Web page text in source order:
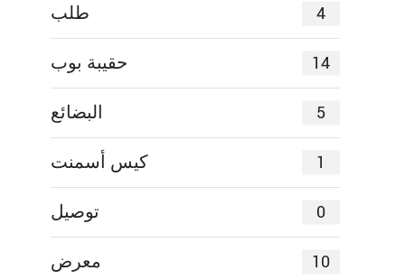
طلب 4
حقيبة بوب 14
البضائع 5
كيس أسمنت 1
توصيل 0
معرض 10